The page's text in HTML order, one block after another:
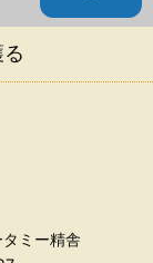
ミー精舎